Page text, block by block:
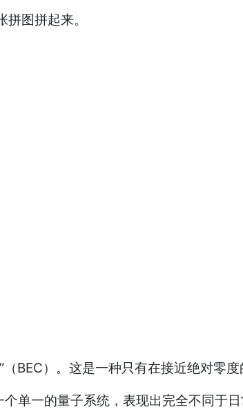
图拼起来。
BEC）。这是一种只有在接近绝对零度
单一的量子系统，表现出完全不同于日